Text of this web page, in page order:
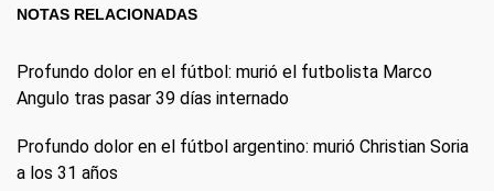
NOTAS RELACIONADAS
Profundo dolor en el fútbol: murió el futbolista Marco
Angulo tras pasar 39 días internado
Profundo dolor en el fútbol argentino: murió Christian Soria
a los 31 años